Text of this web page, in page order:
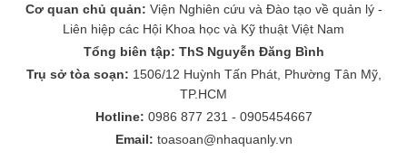
Cơ quan chủ quản: Viện Nghiên cứu và Đào tạo về quản lý -
Liên hiệp các Hội Khoa học và Kỹ thuật Việt Nam
Tổng biên tập: ThS Nguyễn Đăng Bình
Trụ sở tòa soạn: 1506/12 Huỳnh Tấn Phát, Phường Tân Mỹ,
TP.HCM
Hotline: 0986 877 231 - 0905454667
Email: toasoan@nhaquanly.vn